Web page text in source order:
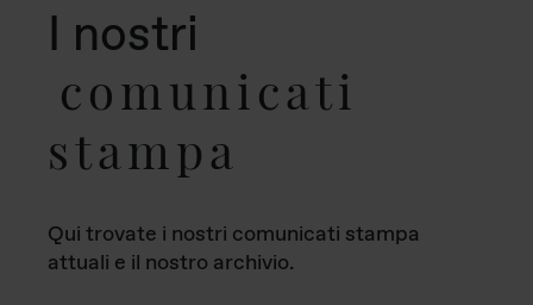
I nostri
comunicati
stampa
Qui trovate i nostri comunicati stampa
attuali e il nostro archivio.